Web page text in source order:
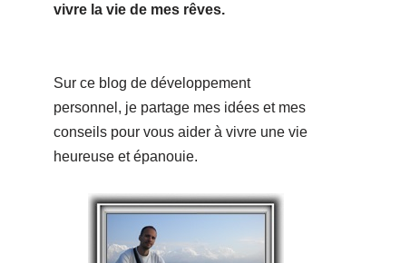
vivre la vie de mes rêves.
Sur ce blog de développement
personnel, je partage mes idées et mes
conseils pour vous aider à vivre une vie
heureuse et épanouie.